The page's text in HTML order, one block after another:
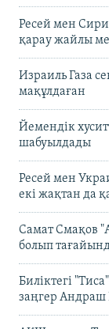
Ресей мен
қарау жайлы
Израиль Газа
мақұлдаған
Йемендік
шабуылдады
Ресей мен
екі жақтан да
Самат Смақов
болып
Биліктегі
заңгер Андраш